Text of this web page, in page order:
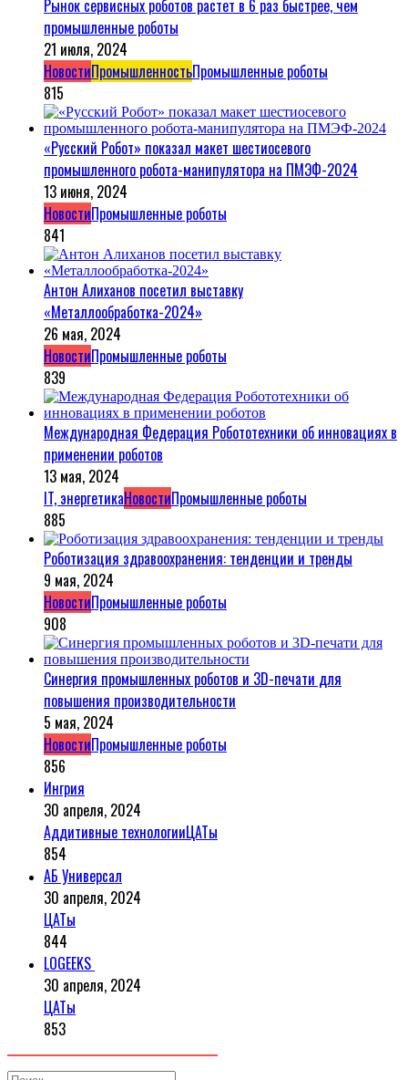
Рынок сервисных роботов растет в 6 раз быстрее, чем
промышленные роботы
21 июля, 2024
НовостиПромышленностьПромышленные роботы
815
«Русский Робот» показал макет шестиосевого
промышленного робота-манипулятора на ПМЭФ-2024
13 июня, 2024
НовостиПромышленные роботы
841
Антон Алиханов посетил выставку
«Металлообработка-2024»
26 мая, 2024
НовостиПромышленные роботы
839
Международная Федерация Робототехники об инновациях в
применении роботов
13 мая, 2024
IT, энергетикаНовостиПромышленные роботы
885
Роботизация здравоохранения: тенденции и тренды
9 мая, 2024
НовостиПромышленные роботы
908
Синергия промышленных роботов и 3D-печати для
повышения производительности
5 мая, 2024
НовостиПромышленные роботы
856
Ингрия
30 апреля, 2024
Аддитивные технологииЦАТы
854
АБ Универсал
30 апреля, 2024
ЦАТы
844
LOGEEKS
30 апреля, 2024
ЦАТы
853